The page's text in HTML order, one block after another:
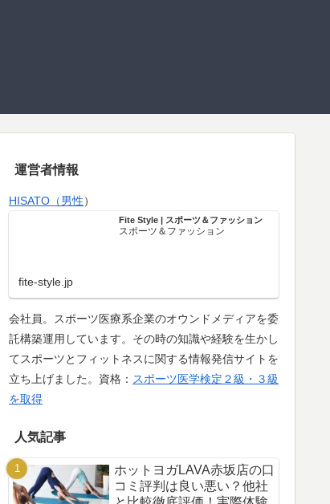
運営者情報
HISATO（男性）
Fite Style | スポーツ＆ファッション
スポーツ＆ファッション
fite-style.jp
会社員。スポーツ医療系企業のオウンドメディアを委
託構築運用しています。その時の知識や経験を生かし
てスポーツとフィットネスに関する情報発信サイトを
立ち上げました。資格： スポーツ医学検定２級・３級
を取得
人気記事
ホットヨガLAVA赤坂店の口
コミ評判は良い悪い？他社